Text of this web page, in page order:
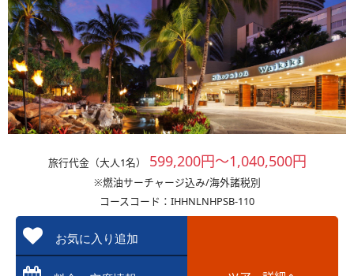
旅行代金（大人1名） 599,200円～1,040,500円
※燃油サーチャージ込み/海外諸税別
コースコード：IHHNLNHPSB-110
お気に入り追加